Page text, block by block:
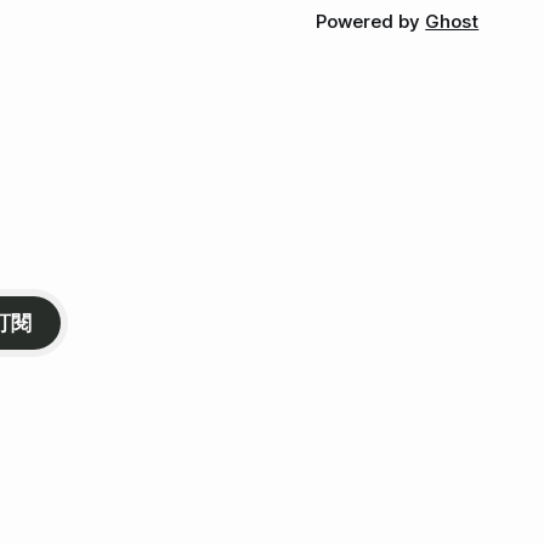
Powered by Ghost
閱